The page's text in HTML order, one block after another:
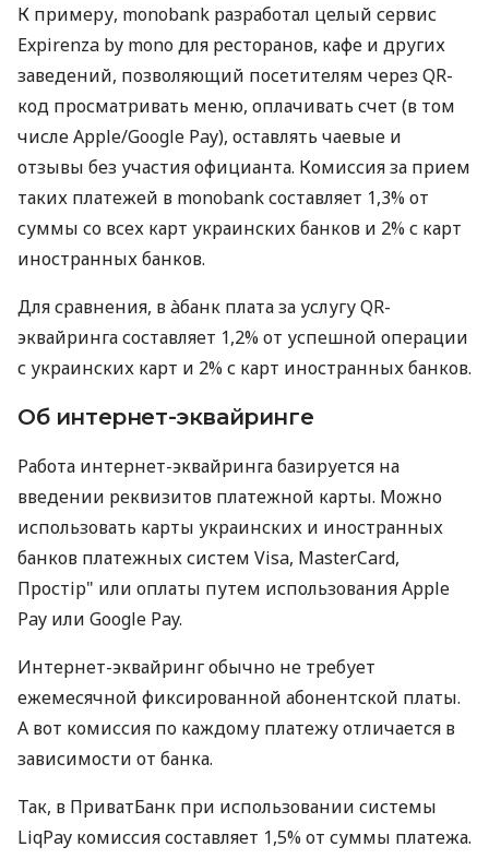
К примеру, monobank разработал целый сервис
Expirenza by mono для ресторанов, кафе и других
заведений, позволяющий посетителям через QR-
код просматривать меню, оплачивать счет (в том
числе Apple/Google Pay), оставлять чаевые и
отзывы без участия официанта. Комиссия за прием
таких платежей в monobank составляет 1,3% от
суммы со всех карт украинских банков и 2% с карт
иностранных банков.
Для сравнения, в àбанк плата за услугу QR-
эквайринга составляет 1,2% от успешной операции
с украинских карт и 2% с карт иностранных банков.
Об интернет-эквайринге
Работа интернет-эквайринга базируется на
введении реквизитов платежной карты. Можно
использовать карты украинских и иностранных
банков платежных систем Visa, MasterCard,
Простір" или оплаты путем использования Apple
Pay или Google Pay.
Интернет-эквайринг обычно не требует
ежемесячной фиксированной абонентской платы.
А вот комиссия по каждому платежу отличается в
зависимости от банка.
Так, в ПриватБанк при использовании системы
LiqPay комиссия составляет 1,5% от суммы платежа.